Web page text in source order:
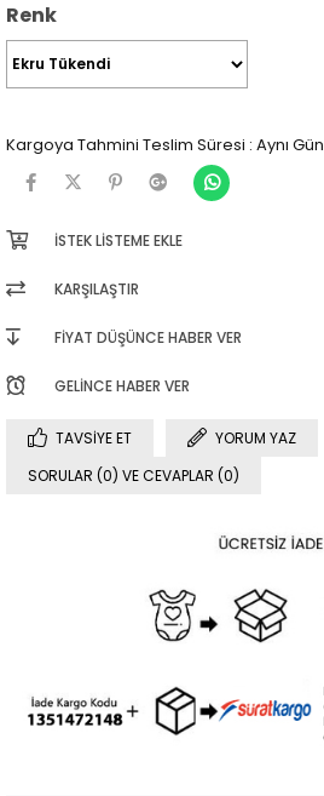
Renk
Kargoya Tahmini Teslim Süresi : Aynı Gün
İSTEK LISTEME EKLE
KARŞILAŞTIR
FIYAT DÜŞÜNCE HABER VER
GELINCE HABER VER
TAVSIYE ET
YORUM YAZ
SORULAR (0) VE CEVAPLAR (0)